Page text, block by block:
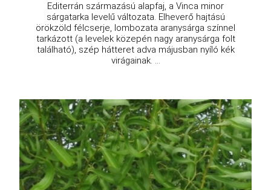
Editerrán származású alapfaj, a Vinca minor
sárgatarka levelű változata. Elheverő hajtású
örökzöld félcserje, lombozata aranysárga színnel
tarkázott (a levelek közepén nagy aranysárga folt
található), szép hátteret adva májusban nyíló kék
virágainak. ...